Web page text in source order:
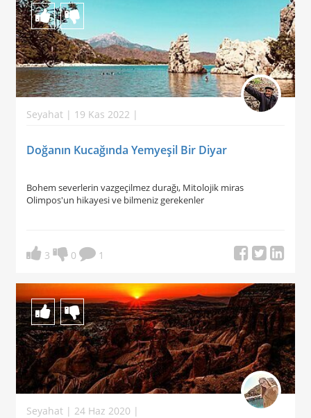
Seyahat | 19 Kas 2022 |
Doğanın Kucağında Yemyeşil Bir Diyar
Bohem severlerin vazgeçilmez durağı, Mitolojik miras
Olimpos'un hikayesi ve bilmeniz gerekenler
3 0 1
Seyahat | 24 Haz 2020 |